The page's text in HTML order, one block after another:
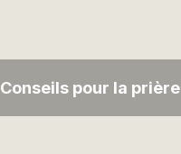
Conseils pour la prière